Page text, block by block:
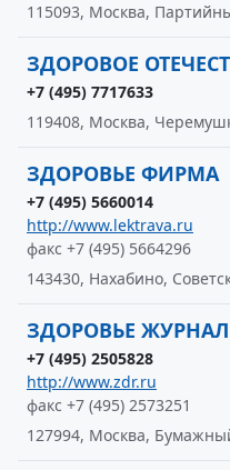
115093, Москва,
ЗДОРОВОЕ
+7 (495) 7717633
119408, Москва,
ЗДОРОВЬЕ ФИРМА
+7 (495) 5660014
http://www.lektrava.ru
факс +7 (495) 5664296
143430, Нахабино,
ЗДОРОВЬЕ ЖУРНАЛ
+7 (495) 2505828
http://www.zdr.ru
факс +7 (495) 2573251
127994, Москва,